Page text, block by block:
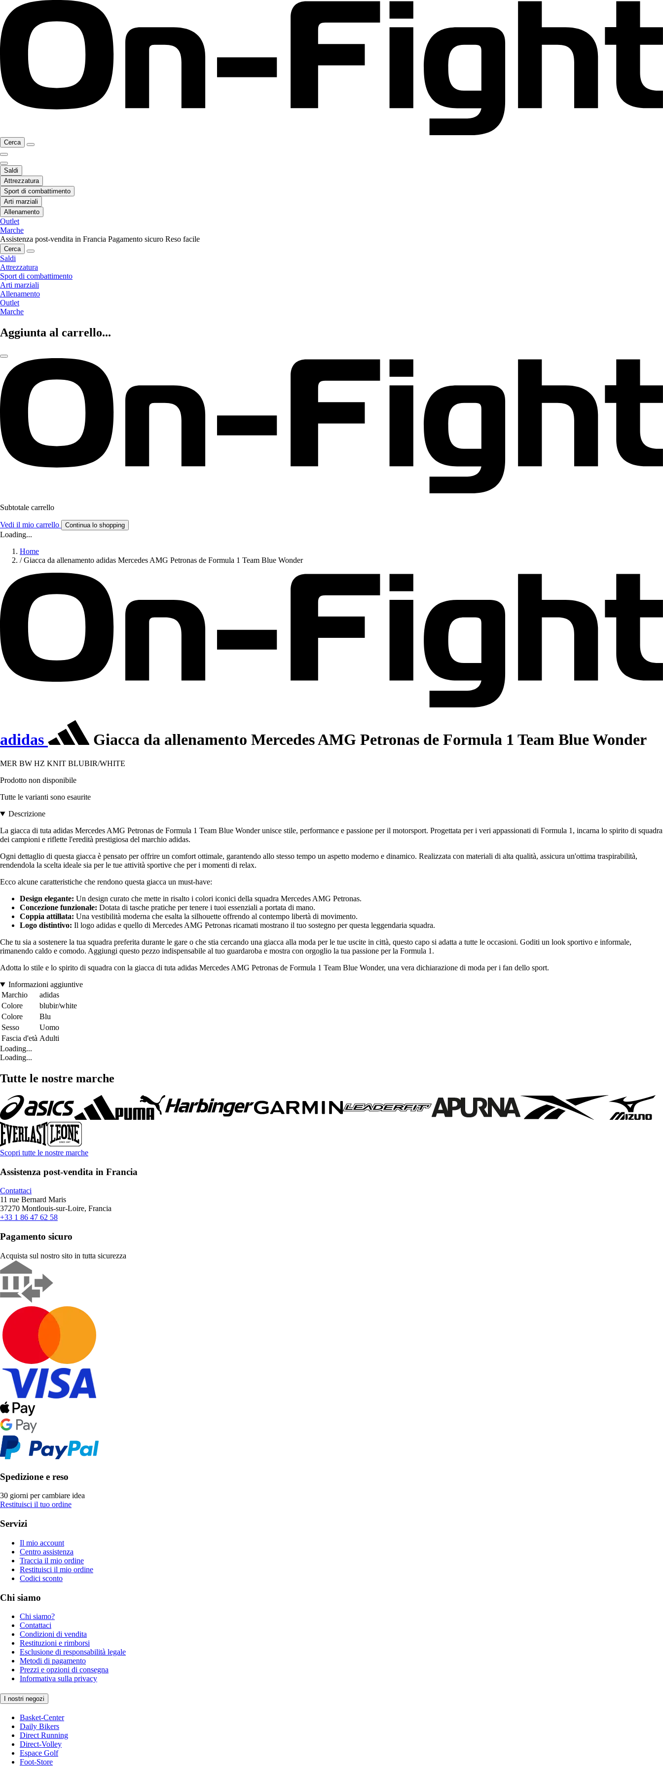
Cerca
Saldi
Attrezzatura
Sport di combattimento
Arti marziali
Allenamento
Outlet
Marche
Assistenza post-vendita in Francia Pagamento sicuro Reso facile
Cerca
Saldi
Attrezzatura
Sport di combattimento
Arti marziali
Allenamento
Outlet
Marche
Aggiunta al carrello...
Subtotale carrello
Vedi il mio carrello Continua lo shopping
Loading...
Home
/ Giacca da allenamento adidas Mercedes AMG Petronas de Formula 1 Team Blue Wonder
adidas Giacca da allenamento Mercedes AMG Petronas de Formula 1 Team Blue Wonder
MER BW HZ KNIT BLUBIR/WHITE
Prodotto non disponibile
Tutte le varianti sono esaurite
Descrizione
La giacca di tuta adidas Mercedes AMG Petronas de Formula 1 Team Blue Wonder unisce stile, performance e passione per il motorsport. Progettata per i veri appassionati di Formula 1, incarna lo spirito di squadra
dei campioni e riflette l'eredità prestigiosa del marchio adidas.
Ogni dettaglio di questa giacca è pensato per offrire un comfort ottimale, garantendo allo stesso tempo un aspetto moderno e dinamico. Realizzata con materiali di alta qualità, assicura un'ottima traspirabilità,
rendendola la scelta ideale sia per le tue attività sportive che per i momenti di relax.
Ecco alcune caratteristiche che rendono questa giacca un must-have:
Design elegante: Un design curato che mette in risalto i colori iconici della squadra Mercedes AMG Petronas.
Concezione funzionale: Dotata di tasche pratiche per tenere i tuoi essenziali a portata di mano.
Coppia attillata: Una vestibilità moderna che esalta la silhouette offrendo al contempo libertà di movimento.
Logo distintivo: Il logo adidas e quello di Mercedes AMG Petronas ricamati mostrano il tuo sostegno per questa leggendaria squadra.
Che tu sia a sostenere la tua squadra preferita durante le gare o che stia cercando una giacca alla moda per le tue uscite in città, questo capo si adatta a tutte le occasioni. Goditi un look sportivo e informale,
rimanendo caldo e comodo. Aggiungi questo pezzo indispensabile al tuo guardaroba e mostra con orgoglio la tua passione per la Formula 1.
Adotta lo stile e lo spirito di squadra con la giacca di tuta adidas Mercedes AMG Petronas de Formula 1 Team Blue Wonder, una vera dichiarazione di moda per i fan dello sport.
Informazioni aggiuntive
Marchio
adidas
Colore
blubir/white
Colore
Blu
Sesso
Uomo
Fascia d'età Adulti
Loading...
Loading...
Tutte le nostre marche
Scopri tutte le nostre marche
Assistenza post-vendita in Francia
Contattaci
11 rue Bernard Maris
37270 Montlouis-sur-Loire, Francia
+33 1 86 47 62 58
Pagamento sicuro
Acquista sul nostro sito in tutta sicurezza
Spedizione e reso
30 giorni per cambiare idea
Restituisci il tuo ordine
Servizi
Il mio account
Centro assistenza
Traccia il mio ordine
Restituisci il mio ordine
Codici sconto
Chi siamo
Chi siamo?
Contattaci
Condizioni di vendita
Restituzioni e rimborsi
Esclusione di responsabilità legale
Metodi di pagamento
Prezzi e opzioni di consegna
Informativa sulla privacy
I nostri negozi
Basket-Center
Daily Bikers
Direct Running
Direct-Volley
Espace Golf
Foot-Store